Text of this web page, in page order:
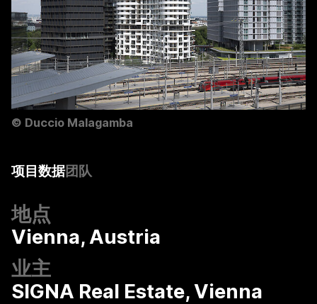
© Duccio Malagamba
项目数据团队
地点
Vienna, Austria
业主
SIGNA Real Estate, Vienna